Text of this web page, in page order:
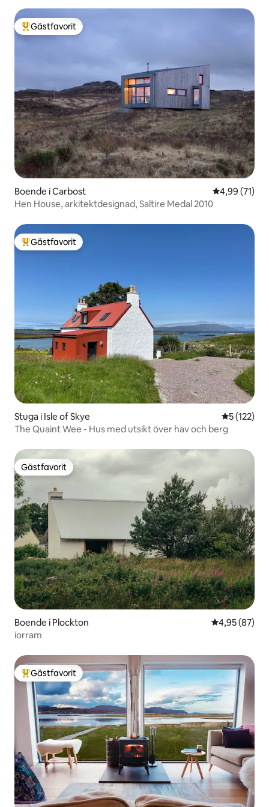
Populär gästfavorit
Gästfavorit
Boende i Carbost 4,99 av 5 i
4,99 (71)
Hen House, arkitektdesignad, Saltire Medal 2010
Populär gästfavorit
Gästfavorit
Stuga i Isle of Skye 5 av 5 i
5 (122)
The Quaint Wee - Hus med utsikt över hav och berg
Gästfavorit
Gästfavorit
Boende i Plockton 4,95 av 5 i
4,95 (87)
iorram
Populär gästfavorit
Gästfavorit